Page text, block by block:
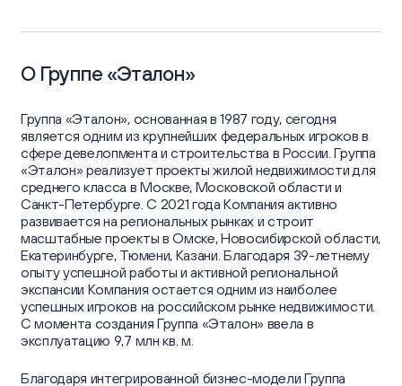
О Группе «Эталон»
Группа «Эталон», основанная в 1987 году, сегодня
является одним из крупнейших федеральных игроков в
сфере девелопмента и строительства в России. Группа
«Эталон» реализует проекты жилой недвижимости для
среднего класса в Москве, Московской области и
Санкт-Петербурге. С 2021 года Компания активно
развивается на региональных рынках и строит
масштабные проекты в Омске, Новосибирской области,
Екатеринбурге, Тюмени, Казани. Благодаря 39-летнему
опыту успешной работы и активной региональной
экспансии Компания остается одним из наиболее
успешных игроков на российском рынке недвижимости.
С момента создания Группа «Эталон» ввела в
эксплуатацию 9,7 млн кв. м.
Благодаря интегрированной бизнес-модели Группа